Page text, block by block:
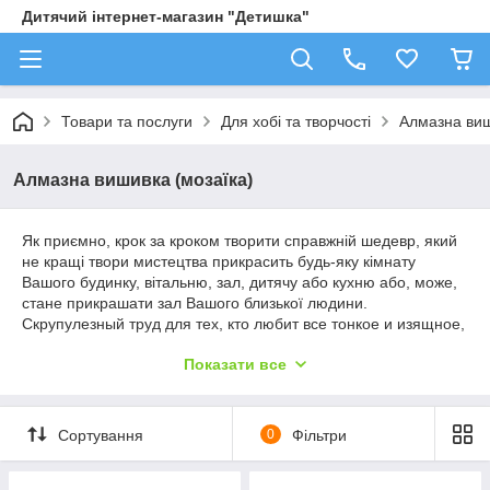
Дитячий інтернет-магазин "Детишка"
Товари та послуги Для хобі та творчості Алмазна
Алмазна вишивка (мозаїка)
Як приємно, крок за кроком творити справжній шедевр, який
не кращі твори мистецтва прикрасить будь-яку кімнату
Вашого будинку, вітальню, зал, дитячу або кухню або, може,
стане прикрашати зал Вашого близької людини.
Скрупулезный труд для тех, кто любит все тонкое и изящное,
самую разную тематику ассортимент тематик картин и
найдете именно то сочетание, которое станет идеальным
для Вас, возможно Вы будете выбирать по цвету или по
стилю, или по размеру своей стены, на которую
Показати все
Сортування 0 Фільтри